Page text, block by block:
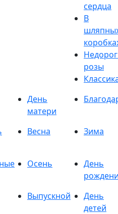
сердца
В
розы
День
матери
Весна Зима
Осень
День
Выпускной
День
детей